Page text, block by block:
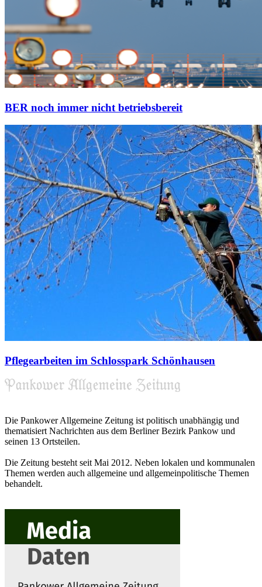
BER noch immer nicht betriebsbereit
Pflegearbeiten im Schlosspark Schönhausen
Die Pankower Allgemeine Zeitung ist politisch unabhängig und
thematisiert Nachrichten aus dem Berliner Bezirk Pankow und
seinen 13 Ortsteilen.
Die Zeitung besteht seit Mai 2012. Neben lokalen und kommunalen
Themen werden auch allgemeine und allgemeinpolitische Themen
behandelt.